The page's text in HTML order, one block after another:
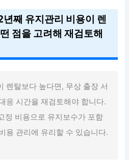
째 유지관리 비용이 렌
점을 고려해 재검토해
렌탈보다 높다면, 무상 출장 서
응 시간을 재검토해야 합니다.
정 비용으로 유지보수가 포함
용 관리에 유리할 수 있습니다.